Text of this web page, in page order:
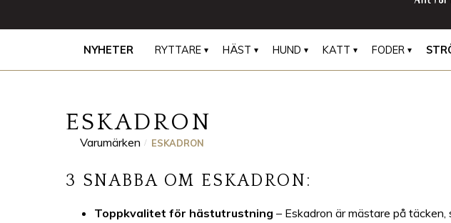
NYHETER RYTTARE HÄST HUND KATT FODER
ESKADRON
Varumärken ESKADRON
3 SNABBA OM ESKADRON:
Toppkvalitet för hästutrustning – Eskadron är mästare på